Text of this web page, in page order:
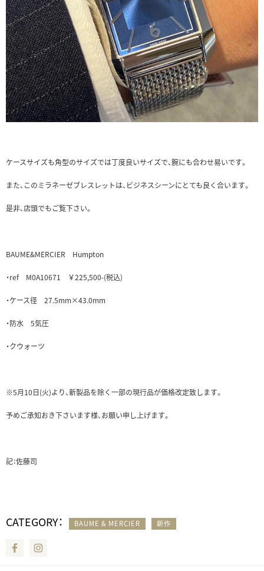
ケースサイズも角型のサイズでは丁度良いサイズで、腕にも合わせ易いです。
また、このミラネーゼブレスレットは、ビジネスシーンにとても良く合います。
是非、店頭でもご覧下さい。
BAUME&MERCIER Humpton
・ref M0A10671 ￥225,500-(税込)
・ケース径 27.5mm×43.0mm
・防水 5気圧
・クウォーツ
※5月10日(火)より、新製品を除く一部の現行品が価格改定致します。
予めご承知おき下さいます様、お願い申し上げます。
記：佐藤司
CATEGORY： BAUME & MERCIER 新作
Facebook